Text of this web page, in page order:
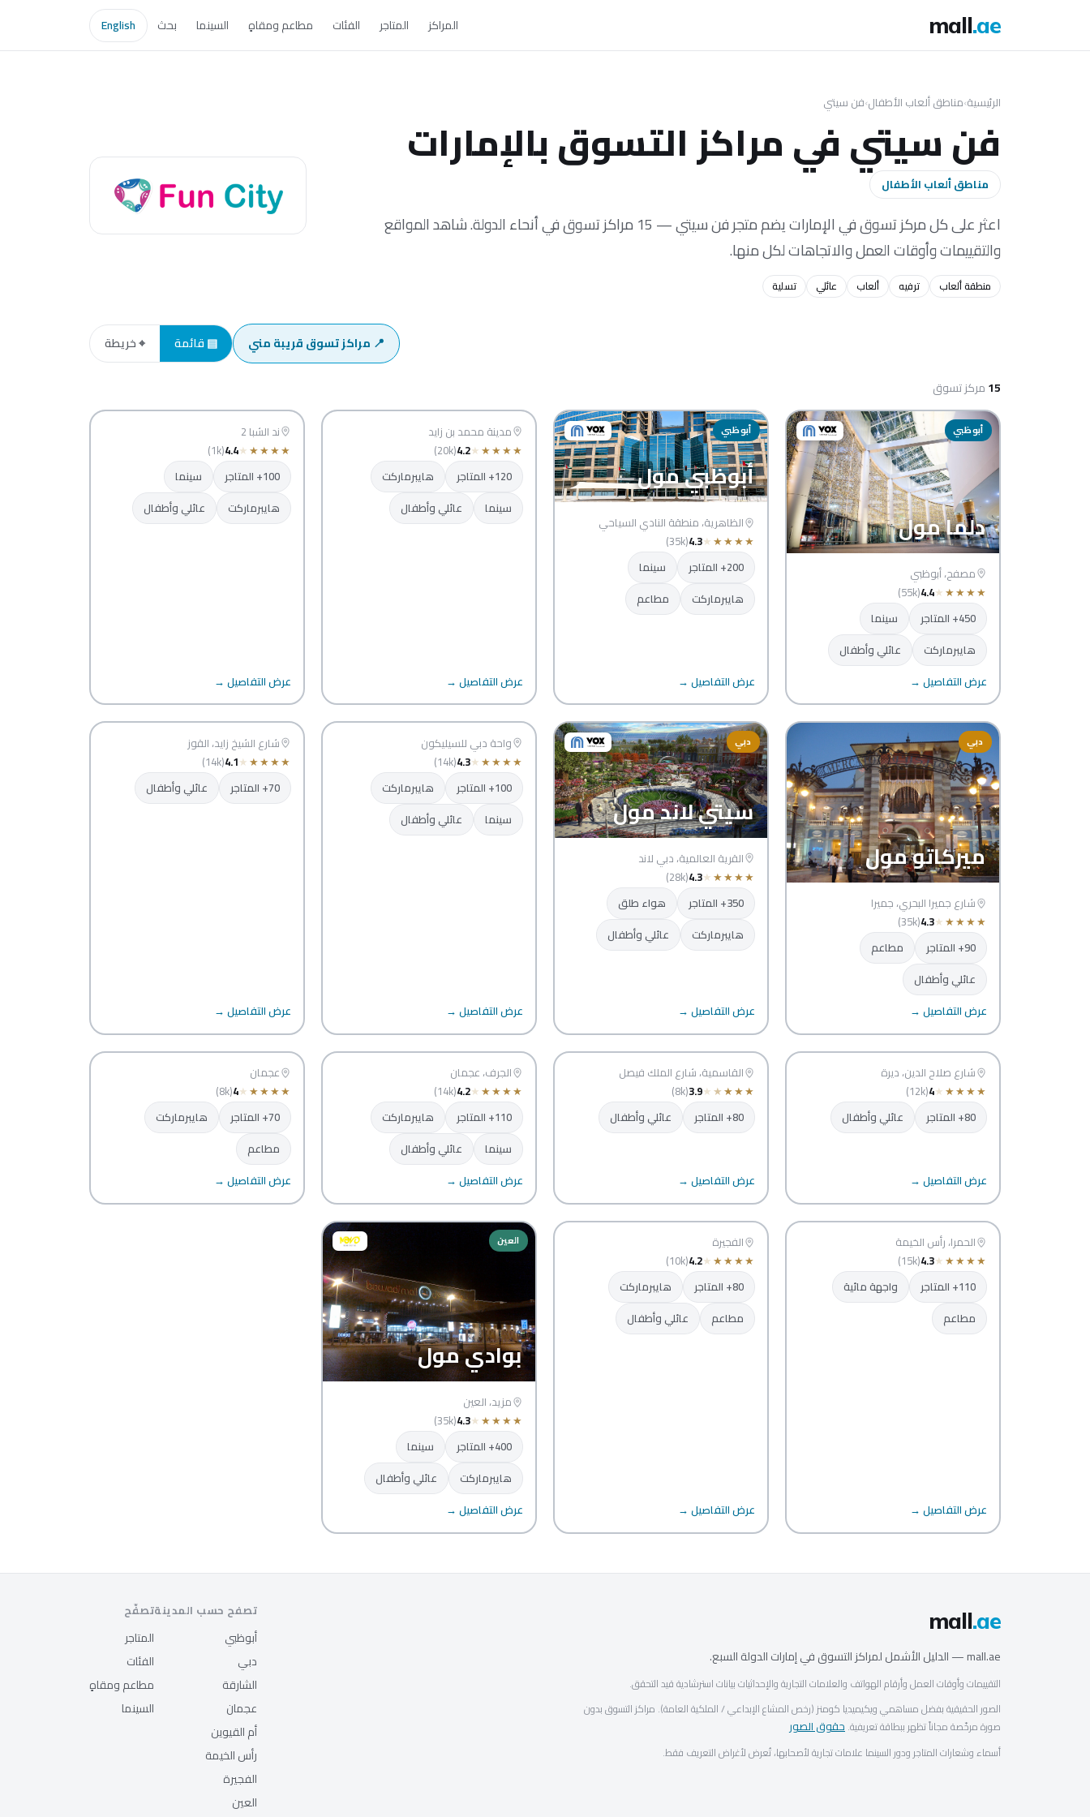
mall.ae المراكز المتاجر الفئات مطاعم ومقاهٍ السينما بحث English
الرئيسية›مناطق ألعاب الأطفال›فن سيتي
فن سيتي في مراكز التسوق بالإمارات
مناطق ألعاب الأطفال
اعثر على كل مركز تسوق في الإمارات يضم متجر فن سيتي — 15 مراكز تسوق في أنحاء الدولة. شاهد المواقع
والتقييمات وأوقات العمل والاتجاهات لكل منها.
منطقة ألعاب ترفيه ألعاب عائلي تسلية
📍 مراكز تسوق قريبة مني ▤ قائمة ⌖ خريطة
15مركز تسوق
أبوظبي
دلما مول
مصفح، أبوظبي
★
★
★
★
★
4.4
(55k)
450+ المتاجر
سينما
هايبرماركت
عائلي وأطفال
عرض التفاصيل →
أبوظبي
أبوظبي مول
الظاهرية، منطقة النادي السياحي
★
★
★
★
★
4.3
(35k)
200+ المتاجر
سينما
هايبرماركت
مطاعم
عرض التفاصيل →
أبوظبي
مدينة محمد بن زايد
★
★
★
★
★
4.2
(20k)
120+ المتاجر
هايبرماركت
سينما
عائلي وأطفال
عرض التفاصيل →
دبيند الشبا 2
★
★
★
★
★
4.4
(1k)
100+ المتاجر
سينما
هايبرماركت
عائلي وأطفال
عرض التفاصيل →
دبي
ميركاتو مول
شارع جميرا البحري، جميرا
★
★
★
★
★
4.3
(35k)
90+ المتاجر
مطاعم
عائلي وأطفال
عرض التفاصيل →
دبي
سيتي لاند مول
القرية العالمية، دبي لاند
★
★
★
★
★
4.3
(28k)
350+ المتاجر
هواء طلق
هايبرماركت
عائلي وأطفال
عرض التفاصيل →
دبي
سيليكون سنترال
واحة دبي للسيليكون
★
★
★
★
★
4.3
(14k)
100+ المتاجر
هايبرماركت
سينما
عائلي وأطفال
عرض التفاصيل →
دبي
واحة سنتر
شارع الشيخ زايد، القوز
★
★
★
★
★
4.1
(14k)
70+ المتاجر
عائلي وأطفال
عرض التفاصيل →
دبي
ريف مول
شارع صلاح الدين، ديرة
★
★
★
★
★
4
(12k)
80+ المتاجر
عائلي وأطفال
عرض التفاصيل →
الشارقة
سفاري مول
القاسمية، شارع الملك فيصل
★
★
★
★
★
3.9
(8k)
80+ المتاجر
عائلي وأطفال
عرض التفاصيل →
عجمان
سيتي لايف مول
الجرف، عجمان
★
★
★
★
★
4.2
(14k)
110+ المتاجر
هايبرماركت
سينما
عائلي وأطفال
عرض التفاصيل →
عجمان
سفير مول عجمان
عجمان
★
★
★
★
★
4
(8k)
70+ المتاجر
هايبرماركت
مطاعم
عرض التفاصيل →
رأس الخيمة
الحمرا مول
الحمرا، رأس الخيمة
★
★
★
★
★
4.3
(15k)
110+ المتاجر
واجهة مائية
مطاعم
عرض التفاصيل →
الفجيرة
سنتشري مول
الفجيرة
الفجيرة
★
★
★
★
★
4.2
(10k)
80+ المتاجر
هايبرماركت
مطاعم
عائلي وأطفال
عرض التفاصيل →
العين
بوادي مول
مزيد، العين
★
★
★
★
★
4.3
(35k)
400+ المتاجر
سينما
هايبرماركت
عائلي وأطفال
عرض التفاصيل →
mall.ae
mall.ae — الدليل الأشمل لمراكز التسوق في إمارات الدولة السبع.
التقييمات وأوقات العمل وأرقام الهواتف والعلامات التجارية والإحداثيات بيانات استرشادية قيد التحقق.
الصور الحقيقية بفضل مساهمي ويكيميديا كومنز (رخص المشاع الإبداعي / الملكية العامة). مراكز التسوق بدون
صورة مرخّصة مجاناً تظهر ببطاقة تعريفية.حقوق الصور
أسماء وشعارات المتاجر ودور السينما علامات تجارية لأصحابها، تُعرض لأغراض التعريف فقط.
تصفح حسب المدينة
أبوظبي
دبي
الشارقة
عجمان
أم القيوين
رأس الخيمة
الفجيرة
العين
تصفّح
المتاجر
الفئات
مطاعم ومقاهٍ
السينما